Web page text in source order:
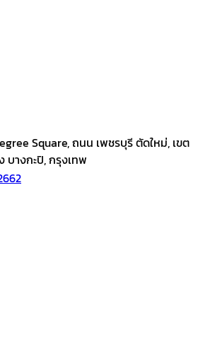
Square, ถนน เพชรบุรี ตัดใหม่, เขต
บางกะปิ, กรุงเทพ